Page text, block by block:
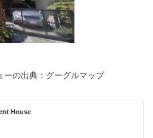
ーの出典：グーグルマップ
House